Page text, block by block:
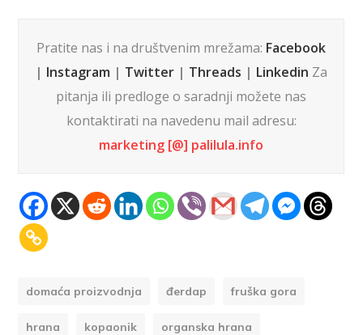
Pratite nas i na društvenim mrežama: Facebook
| Instagram | Twitter | Threads | Linkedin Za
pitanja ili predloge o saradnji možete nas
kontaktirati na navedenu mail adresu:
marketing [@] palilula.info
domaća proizvodnja đerdap fruška gora
hrana kopaonik organska hrana